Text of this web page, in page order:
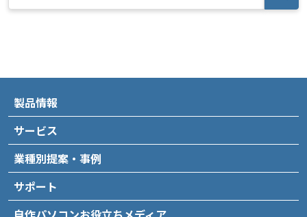
製品情報
サービス
業種別提案・事例
サポート